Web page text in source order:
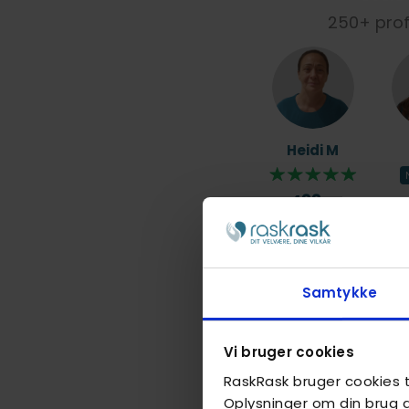
Samtykke
Vi bruger cookies
RaskRask bruger
Oplysninger om din brug
250+
Heidi M
488,-
Pierre H
498,-